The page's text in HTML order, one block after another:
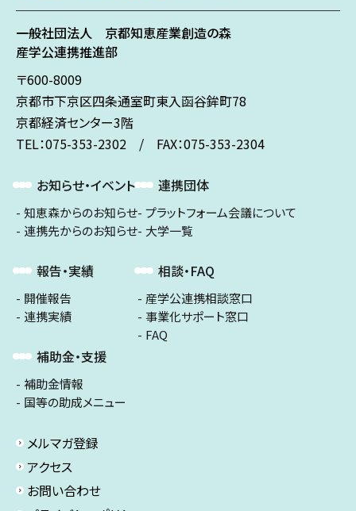
一般社団法人 京都知恵産業創造の森
産学公連携推進部
〒600-8009
京都市下京区四条通室町東入函谷鉾町78
京都経済センター3階
TEL：075-353-2302 / FAX：075-353-2304
お知らせ・イベント
知恵森からのお知らせ
連携先からのお知らせ
報告・実績
開催報告
連携実績
補助金・支援
補助金情報
国等の助成メニュー
連携団体
プラットフォーム会議について
大学一覧
相談・FAQ
産学公連携相談窓口
事業化サポート窓口
FAQ
メルマガ登録
アクセス
お問い合わせ